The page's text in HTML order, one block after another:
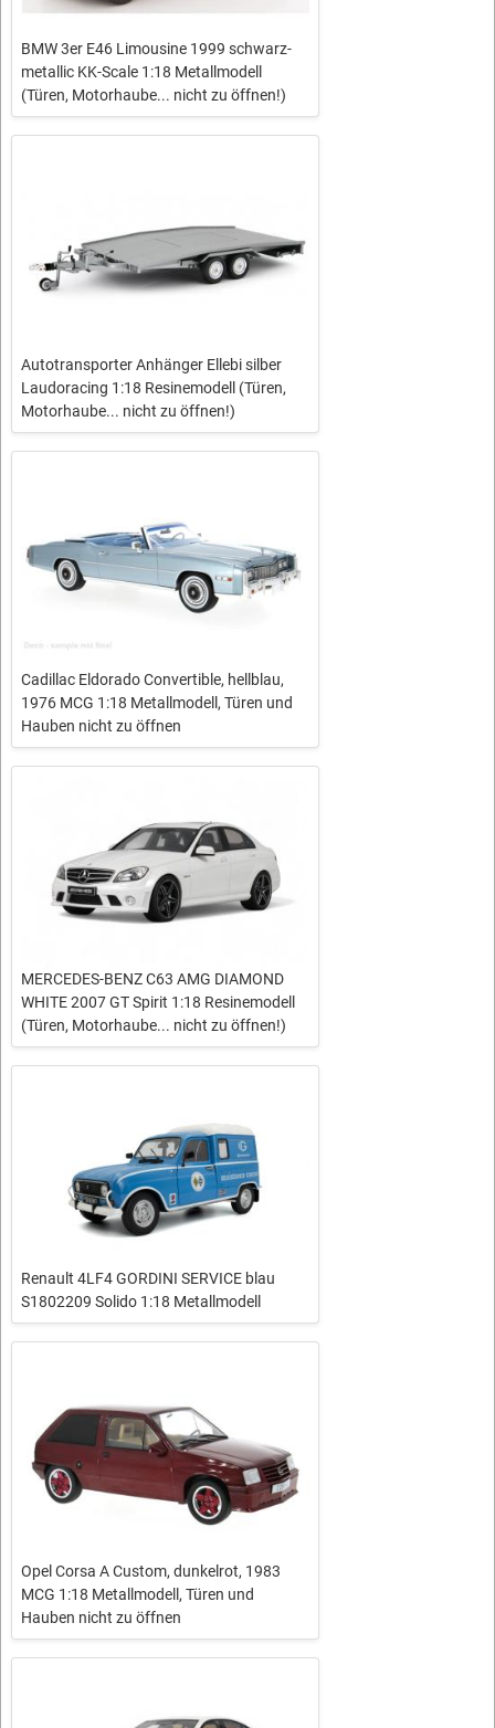
BMW 3er E46 Limousine 1999 schwarz-
metallic KK-Scale 1:18 Metallmodell
(Türen, Motorhaube... nicht zu öffnen!)
Autotransporter Anhänger Ellebi silber
Laudoracing 1:18 Resinemodell (Türen,
Motorhaube... nicht zu öffnen!)
Cadillac Eldorado Convertible, hellblau,
1976 MCG 1:18 Metallmodell, Türen und
Hauben nicht zu öffnen
MERCEDES-BENZ C63 AMG DIAMOND
WHITE 2007 GT Spirit 1:18 Resinemodell
(Türen, Motorhaube... nicht zu öffnen!)
Renault 4LF4 GORDINI SERVICE blau
S1802209 Solido 1:18 Metallmodell
Opel Corsa A Custom, dunkelrot, 1983
MCG 1:18 Metallmodell, Türen und
Hauben nicht zu öffnen